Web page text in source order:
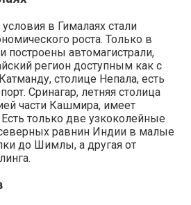
в Гималаях стали
роста. Только в
построены автомагистрали,
регион доступным как с
столице Непала, есть
Сринагар, летняя столица
части Кашмира, имеет
только две узкоколейные
равнин Индии в малые
до Шимлы, а другая от